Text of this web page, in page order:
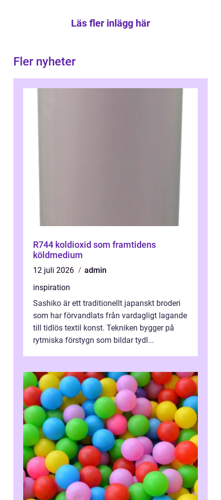
Läs fler inlägg här
Fler nyheter
R744 koldioxid som framtidens
köldmedium
12 juli 2026
admin
inspiration
Sashiko är ett traditionellt japanskt broderi
som har förvandlats från vardagligt lagande
till tidlös textil konst. Tekniken bygger på
rytmiska förstygn som bildar tydl...